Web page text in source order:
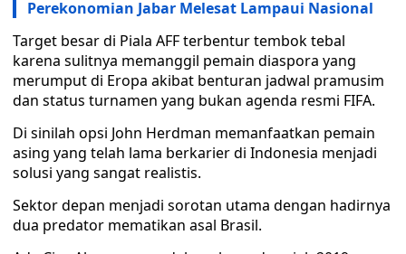
Perekonomian Jabar Melesat Lampaui Nasional
Target besar di Piala AFF terbentur tembok tebal
karena sulitnya memanggil pemain diaspora yang
merumput di Eropa akibat benturan jadwal pramusim
dan status turnamen yang bukan agenda resmi FIFA.
Di sinilah opsi John Herdman memanfaatkan pemain
asing yang telah lama berkarier di Indonesia menjadi
solusi yang sangat realistis.
Sektor depan menjadi sorotan utama dengan hadirnya
dua predator mematikan asal Brasil.